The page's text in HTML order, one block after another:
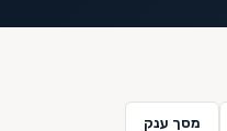
מסך ענק